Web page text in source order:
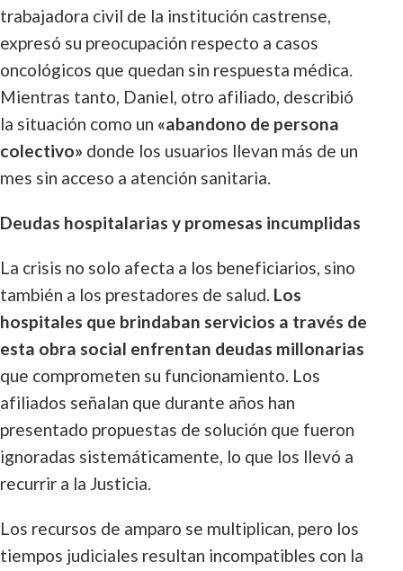
trabajadora civil de la institución castrense,
expresó su preocupación respecto a casos
oncológicos que quedan sin respuesta médica.
Mientras tanto, Daniel, otro afiliado, describió
la situación como un «abandono de persona
colectivo» donde los usuarios llevan más de un
mes sin acceso a atención sanitaria.
Deudas hospitalarias y promesas incumplidas
La crisis no solo afecta a los beneficiarios, sino
también a los prestadores de salud. Los
hospitales que brindaban servicios a través de
esta obra social enfrentan deudas millonarias
que comprometen su funcionamiento. Los
afiliados señalan que durante años han
presentado propuestas de solución que fueron
ignoradas sistemáticamente, lo que los llevó a
recurrir a la Justicia.
Los recursos de amparo se multiplican, pero los
tiempos judiciales resultan incompatibles con la